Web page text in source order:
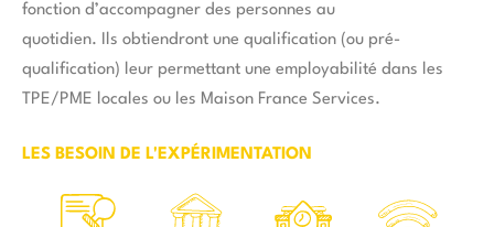
fonction d’accompagner des personnes au
quotidien. Ils obtiendront une qualification (ou pré-
qualification) leur permettant une employabilité dans les
TPE/PME locales ou les Maison France Services.
LES BESOIN DE L'EXPÉRIMENTATION